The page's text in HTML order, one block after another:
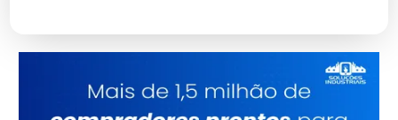
Limpa Pedra
Ingredientes Principais